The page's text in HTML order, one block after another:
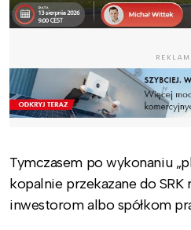
Tymczasem po wykonaniu
kopalnie przekazane do SRK
inwestorom albo spółkom